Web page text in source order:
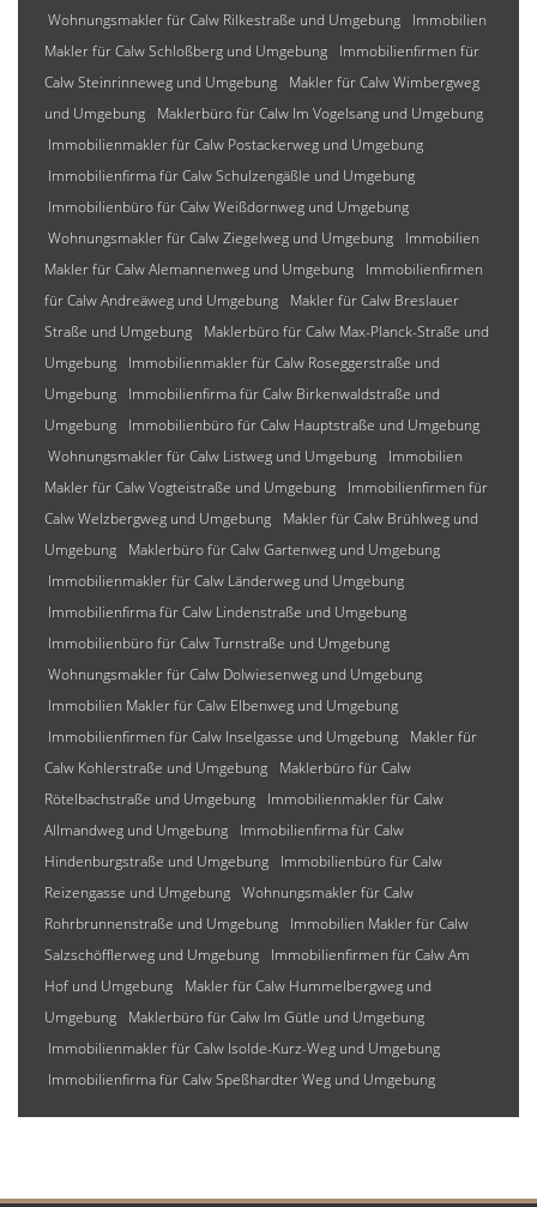
Wohnungsmakler für Calw Rilkestraße und Umgebung
Immobilien
Makler für Calw Schloßberg und Umgebung
Immobilienfirmen für
Calw Steinrinneweg und Umgebung
Makler für Calw Wimbergweg
und Umgebung
Maklerbüro für Calw Im Vogelsang und Umgebung
Immobilienmakler für Calw Postackerweg und Umgebung
Immobilienfirma für Calw Schulzengäßle und Umgebung
Immobilienbüro für Calw Weißdornweg und Umgebung
Wohnungsmakler für Calw Ziegelweg und Umgebung
Immobilien
Makler für Calw Alemannenweg und Umgebung
Immobilienfirmen
für Calw Andreäweg und Umgebung
Makler für Calw Breslauer
Straße und Umgebung
Maklerbüro für Calw Max-Planck-Straße und
Umgebung
Immobilienmakler für Calw Roseggerstraße und
Umgebung
Immobilienfirma für Calw Birkenwaldstraße und
Umgebung
Immobilienbüro für Calw Hauptstraße und Umgebung
Wohnungsmakler für Calw Listweg und Umgebung
Immobilien
Makler für Calw Vogteistraße und Umgebung
Immobilienfirmen für
Calw Welzbergweg und Umgebung
Makler für Calw Brühlweg und
Umgebung
Maklerbüro für Calw Gartenweg und Umgebung
Immobilienmakler für Calw Länderweg und Umgebung
Immobilienfirma für Calw Lindenstraße und Umgebung
Immobilienbüro für Calw Turnstraße und Umgebung
Wohnungsmakler für Calw Dolwiesenweg und Umgebung
Immobilien Makler für Calw Elbenweg und Umgebung
Immobilienfirmen für Calw Inselgasse und Umgebung
Makler für
Calw Kohlerstraße und Umgebung
Maklerbüro für Calw
Rötelbachstraße und Umgebung
Immobilienmakler für Calw
Allmandweg und Umgebung
Immobilienfirma für Calw
Hindenburgstraße und Umgebung
Immobilienbüro für Calw
Reizengasse und Umgebung Wohnungsmakler für Calw
Rohrbrunnenstraße und Umgebung
Immobilien Makler für Calw
Salzschöfflerweg und Umgebung
Immobilienfirmen für Calw Am
Hof und Umgebung
Makler für Calw Hummelbergweg und
Umgebung
Maklerbüro für Calw Im Gütle und Umgebung
Immobilienmakler für Calw Isolde-Kurz-Weg und Umgebung
Immobilienfirma für Calw Speßhardter Weg und Umgebung